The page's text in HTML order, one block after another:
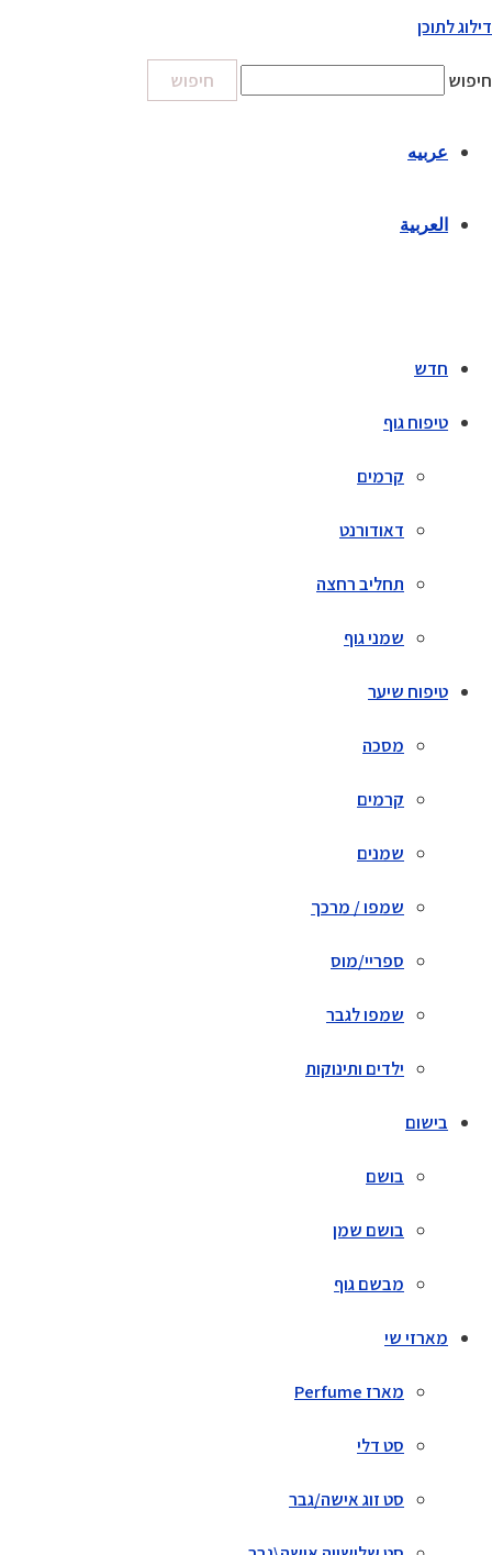
דילוג לתוכן
חיפוש חיפוש
عربيه
العربية
חדש
טיפוח גוף
קרמים
דאודורנט
תחליב רחצה
שמני גוף
טיפוח שיער
מסכה
קרמים
שמנים
שמפו / מרכך
ספריי/מוס
שמפו לגבר
ילדים ותינוקות
בישום
בושם
בושם שמן
מבשם גוף
מארזי שי
מארז Perfume
סט דלי
סט זוג אישה/גבר